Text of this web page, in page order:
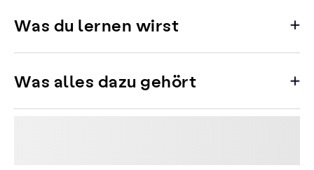
Was du lernen wirst
Was alles dazu gehört